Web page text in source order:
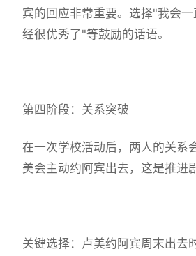
宾的回应非常重要。选择"我会
经很优秀了"等鼓励的话语。
第四阶段：关系突破
在一次学校活动后，两人的关系
美会主动约阿宾出去，这是推进
关键选择：卢美约阿宾周末出去